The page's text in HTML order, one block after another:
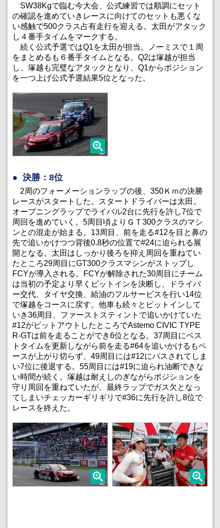
SW38Kgで臨む今大会、公式練習では順調にセット
の確認を進めていきレースに向けてのセットも悪くな
い感触で500クラス占有走行を迎える。太田がアタック
し４番手タイムをマークする。
続く公式予選ではQ1を太田が担当。ノーミスで１周
をまとめるも６番手タイムとなる。Q2は塚越が担当
し、塚越も完璧なアタックとなり、Q1からポジション
を一つ上げ公式予選結果5位となった。
決勝：8位
2周のフォーメーションラップの後、350Ｋｍの決勝
レースがスタートした。スタートドライバーは太田。
オープニングラップでライバル2台に先行を許し7位で
周回を進めていく。5周目頃よりＧＴ300クラスのマシ
ンとの混走が始まる。13周目、前を走る#12を目と鼻の
先で追いかけつつ背後0.8秒の位置で#24に迫られる展
開となる。太田はしっかり後ろを抑え周回を重ねてい
たところ29周目にGT300クラスマシンがストップし
FCYが導入される。FCYが解除された30周目にチーム
は当初の予定より早くピットインを決断し、ドライバ
ー交代、タイヤ交換、給油のフルサービスを行い14位
で塚越をコースに戻す。他車も続々とピットインして
いき36周目、ファーストスティントで追いかけていた
#12がピットアウトしたところでAstemo CIVIC TYPE
R-GTは前を走ることができ6位となる。37周目にベス
トタイムを更新しながら前を走る#64を追いかけるもペ
ースが上がり切らず、49周目には#12にパスされてしま
い7位に後退する。55周目には#19に迫られ油断できな
い時間が続く。塚越は耐えしのぎながらポジションを
守り周回を重ねていたが、最終ラップでガス欠となっ
てしまいチェッカーギリギリで#36に先行を許し8位で
レースを終えた。